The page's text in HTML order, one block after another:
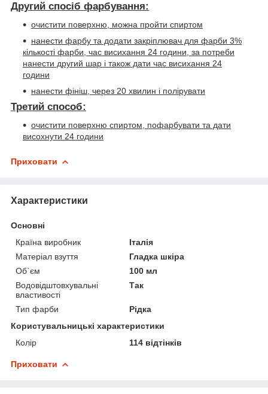
Другий спосіб фарбування:
очистити поверхню, можна пройти спиртом
нанести фарбу та додати закріплювач для фарби 3%
кількості фарби, час висихання 24 години, за потреби
нанести другий шар і також дати час висихання 24
години
нанести фініш, через 20 хвилин і полірувати
Третий способ:
очистити поверхню спиртом, пофарбувати та дати
висохнути 24 години
Приховати
Характеристики
Основні
Країна виробник
Італія
Матеріал взуття
Гладка шкіра
Об`єм
100 мл
Водовідштовхувальні
властивості
Так
Тип фарби
Рідка
Користувальницькі характеристики
Колір
114 відтінків
Приховати